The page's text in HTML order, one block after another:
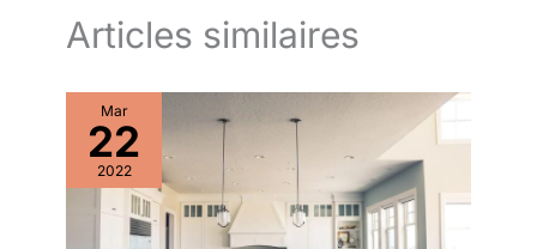
Articles similaires
Mar
22
2022